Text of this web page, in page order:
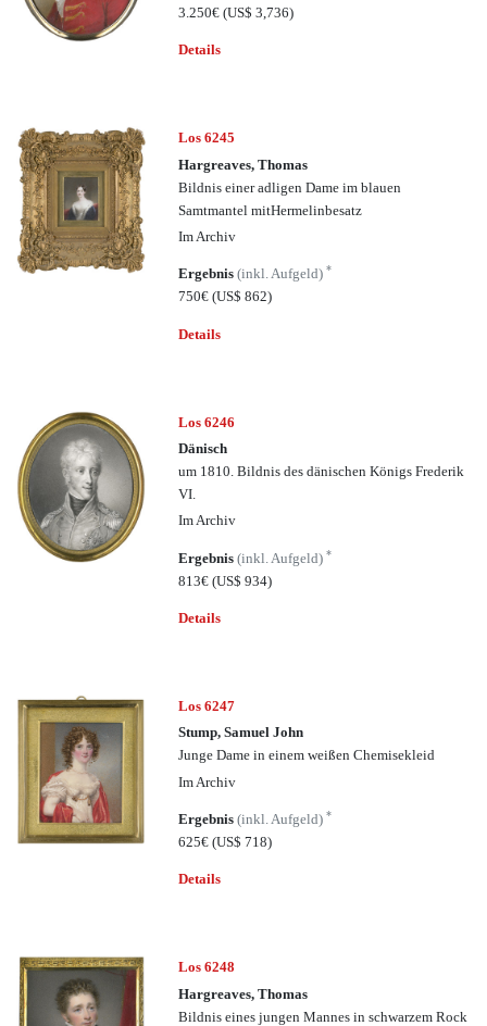
3.250€(US$ 3,736)
Details
Los 6245
Hargreaves, Thomas
Bildnis einer adligen Dame im blauen
Samtmantel mitHermelinbesatz
Im Archiv
Ergebnis(inkl. Aufgeld)*
750€(US$ 862)
Details
Los 6246
Dänisch
um 1810. Bildnis des dänischen Königs Frederik
VI.
Im Archiv
Ergebnis(inkl. Aufgeld)*
813€(US$ 934)
Details
Los 6247
Stump, Samuel John
Junge Dame in einem weißen Chemisekleid
Im Archiv
Ergebnis(inkl. Aufgeld)*
625€(US$ 718)
Details
Los 6248
Hargreaves, Thomas
Bildnis eines jungen Mannes in schwarzem Rock